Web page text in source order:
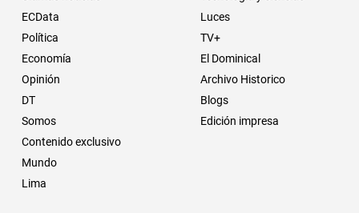
ECData
Política
Economía
Opinión
DT
Somos
Contenido exclusivo
Mundo
Lima
Luces
TV+
El Dominical
Archivo Historico
Blogs
Edición impresa